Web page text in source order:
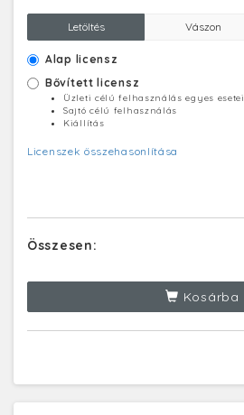
Letöltés Vászon
Alap licensz
Bővített licensz
Üzleti célú felhasználás egyes esetei
Sajtó célú felhasználás
Kiállítás
Licenszek összehasonlítása
Összesen:
Kosárba